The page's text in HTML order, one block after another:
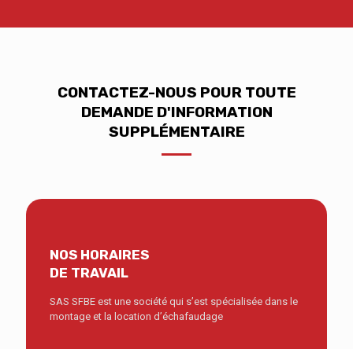
CONTACTEZ-NOUS POUR TOUTE
DEMANDE D'INFORMATION
SUPPLÉMENTAIRE
NOS HORAIRES
DE TRAVAIL
SAS SFBE est une société qui s’est spécialisée dans le
montage et la location d’échafaudage